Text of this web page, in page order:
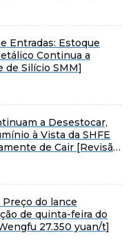
Entradas: Estoque
Continua a
de Silício SMM]
a Desestocar,
à Vista da SHFE
de Cair [Revisão
do lance
de quinta-feira do
27.350 yuan/t]